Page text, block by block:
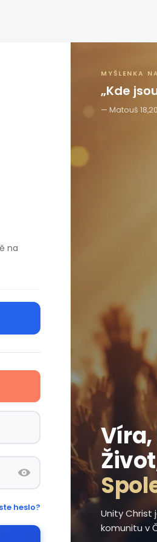
na
heslo?
Unity Christ
komunitu v
MYŠLENKA
„Kde
Matouš 18,20